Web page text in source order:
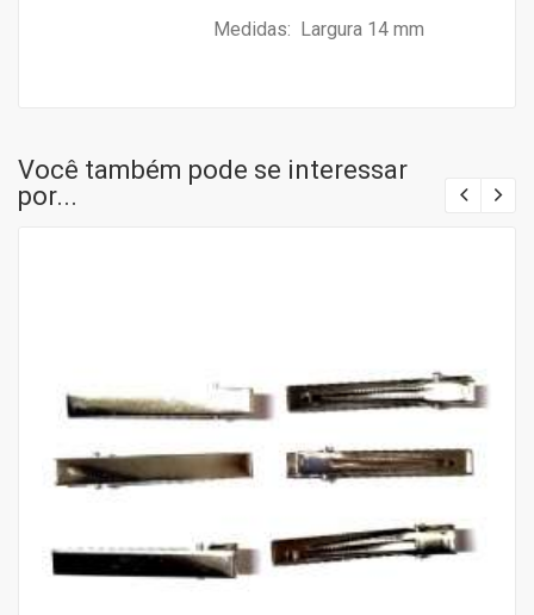
Medidas: Largura 14 mm
Você também pode se interessar
por...